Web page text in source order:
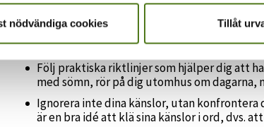
nödvändiga cookies Tillåt
God faktakännedom är viktig. Lär dig om
Epilepsi kan nuförtiden behandlas effektivt.
ansträngning och engagemang från dig själv.
Följ praktiska riktlinjer som hjälper dig att
med sömn, rör på dig utomhus om
Ignorera inte dina känslor, utan
är en bra idé att klä sina känslor i ord, dvs.